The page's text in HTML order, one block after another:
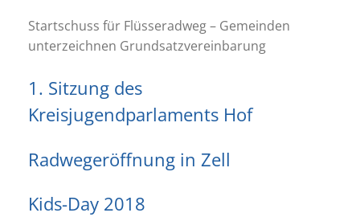
Startschuss für Flüsseradweg – Gemeinden
unterzeichnen Grundsatzvereinbarung
1. Sitzung des
Kreisjugendparlaments Hof
Radwegeröffnung in Zell
Kids-Day 2018